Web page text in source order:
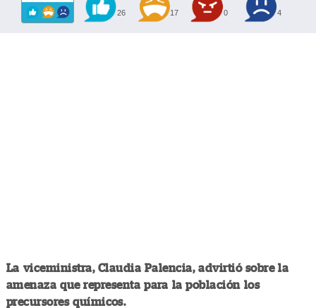
26 17 0 4
La viceministra, Claudia Palencia, advirtió sobre la
amenaza que representa para la población los
precursores químicos.